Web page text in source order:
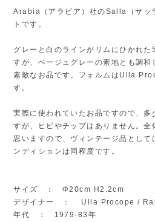
Arabia（アラビア）社のSalla（サッ
トです。
グレーと白のラインがリムにひかれ
すが、ベージュグレーの素地とも調
素敵なお品です。フォルムはUlla
す。
実際に使われていたお品ですので、多
すが、ヒビやチップはありません。全
思いますので、ヴィンテージ品として
ンディションは同程度です。
サイズ ： Φ20cm H2.2cm
デザイナー ： Ulla Procope /
年代 ： 1979-83年